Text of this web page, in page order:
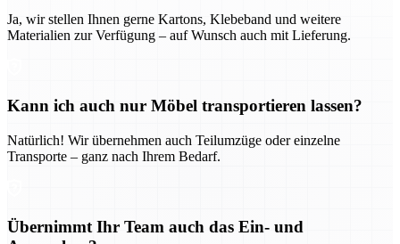
Ja, wir stellen Ihnen gerne Kartons, Klebeband und weitere
Materialien zur Verfügung – auf Wunsch auch mit Lieferung.
Kann ich auch nur Möbel transportieren lassen?
Natürlich! Wir übernehmen auch Teilumzüge oder einzelne
Transporte – ganz nach Ihrem Bedarf.
Übernimmt Ihr Team auch das Ein- und